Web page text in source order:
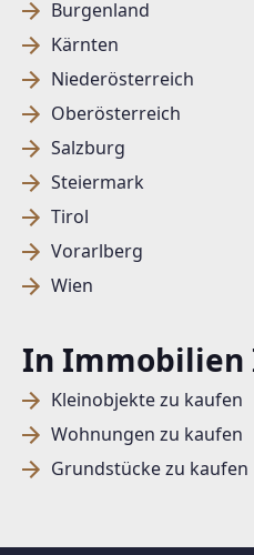
Burgenland
Kärnten
Niederösterreich
Oberösterreich
Salzburg
Steiermark
Tirol
Vorarlberg
Wien
In Immobilien
Kleinobjekte zu kaufen
Wohnungen zu kaufen
Grundstücke zu kaufen